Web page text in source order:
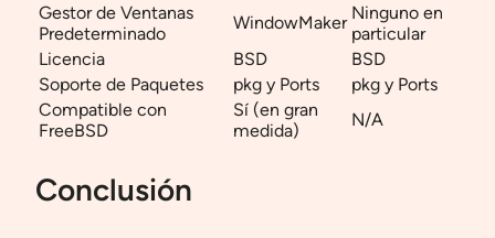
Gestor de Ventanas
Predeterminado
WindowMaker Ninguno en
particular
Licencia
BSD
BSD
Soporte de Paquetes
pkg y Ports
pkg y Ports
Compatible con
FreeBSD
Sí (en gran
medida)
N/A
Conclusión